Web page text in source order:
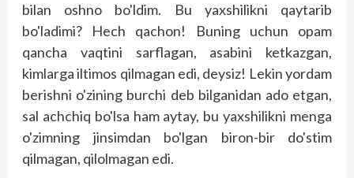
bilan oshno bo'ldim. Bu yaxshilikni qaytarib
bo'ladimi? Hech qachon! Buning uchun opam
qancha vaqtini sarflagan, asabini ketkazgan,
kimlarga iltimos qilmagan edi, deysiz! Lekin yordam
berishni o'zining burchi deb bilganidan ado etgan,
sal achchiq bo'lsa ham aytay, bu yaxshilikni menga
o'zimning jinsimdan bo'lgan biron-bir do'stim
qilmagan, qilolmagan edi.